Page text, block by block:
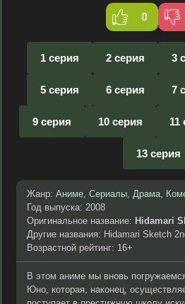
0
1 серия 2 серия 3
5 серия 6 серия 7
9 серия 10 серия 11
13 серия
Жанр: Аниме, Сериалы, Драма,
Год выпуска: 2008
Оригинальное название: Hidamari
Другие названия: Hidamari Sketch
Возрастной рейтинг: 16+
В этом аниме мы вновь
Юно, которая, наконец,